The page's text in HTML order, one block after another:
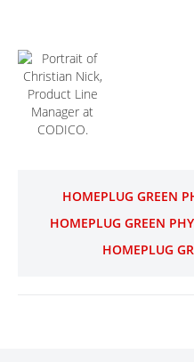
HOMEPLUG GREEN
HOMEPLUG GREEN
HOMEPLUG